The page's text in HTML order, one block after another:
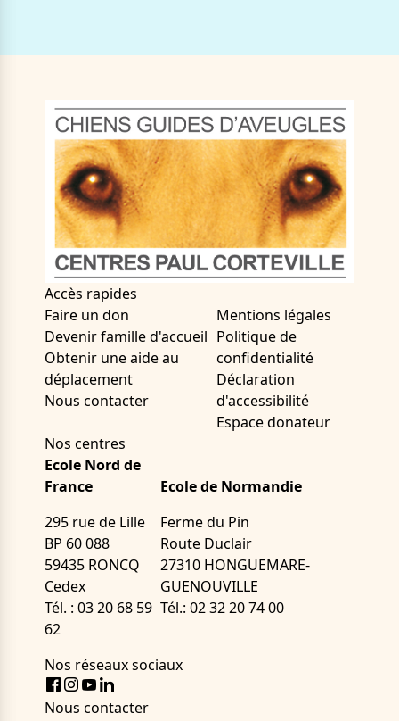
Accès rapides
Faire un don
Devenir famille d'accueil
Obtenir une aide au
déplacement
Nous contacter
Mentions légales
Politique de
confidentialité
Déclaration
d'accessibilité
Espace donateur
Nos centres
Ecole Nord de
France
295 rue de Lille
BP 60 088
59435 RONCQ
Cedex
Tél. : 03 20 68 59
62
Ecole de Normandie
Ferme du Pin
Route Duclair
27310 HONGUEMARE-
GUENOUVILLE
Tél.: 02 32 20 74 00
Nos réseaux sociaux
Facebook
Instagram
Youtube
Nous contacter